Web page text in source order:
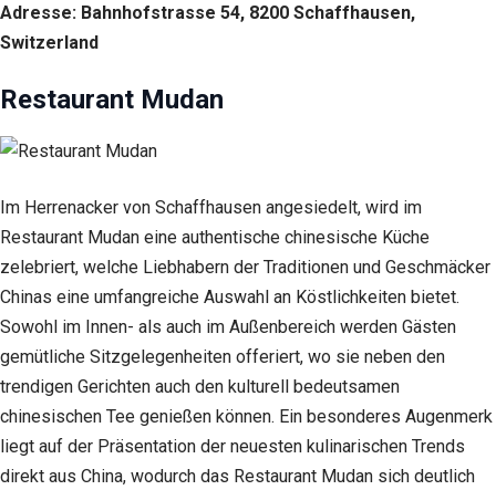
Adresse: Bahnhofstrasse 54, 8200 Schaffhausen,
Switzerland
Restaurant Mudan
Im Herrenacker von Schaffhausen angesiedelt, wird im
Restaurant Mudan eine authentische chinesische Küche
zelebriert, welche Liebhabern der Traditionen und Geschmäcker
Chinas eine umfangreiche Auswahl an Köstlichkeiten bietet.
Sowohl im Innen- als auch im Außenbereich werden Gästen
gemütliche Sitzgelegenheiten offeriert, wo sie neben den
trendigen Gerichten auch den kulturell bedeutsamen
chinesischen Tee genießen können. Ein besonderes Augenmerk
liegt auf der Präsentation der neuesten kulinarischen Trends
direkt aus China, wodurch das Restaurant Mudan sich deutlich
Notwendig
Diese
sind nicht
optional.